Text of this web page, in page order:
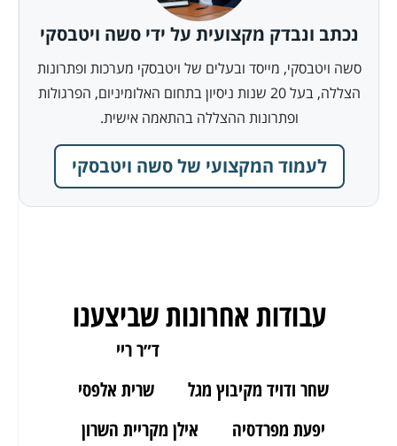
נכתב ונבדק מקצועית על ידי סשה ויטבסקי
סשה ויטבסקי, מייסד ובעלים של ויטבסקי מערכות ופתרונות
הצללה, בעל 20 שנות ניסיון בתחום האלומיניום, הפרגולות
ופתרונות ההצללה בהתאמה אישית.
לעמוד המקצועי של סשה ויטבסקי
עבודות אחרונות שביצענו
ד״ר ריי
שחר ודויד מקיבוץ מגל
שרית אלפסי
יפעת מפרדסיה
אילן מקריית השרון